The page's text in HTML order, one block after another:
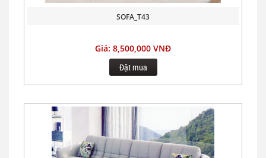
SOFA_T43
Giá: 8,500,000 VNĐ
Đặt mua